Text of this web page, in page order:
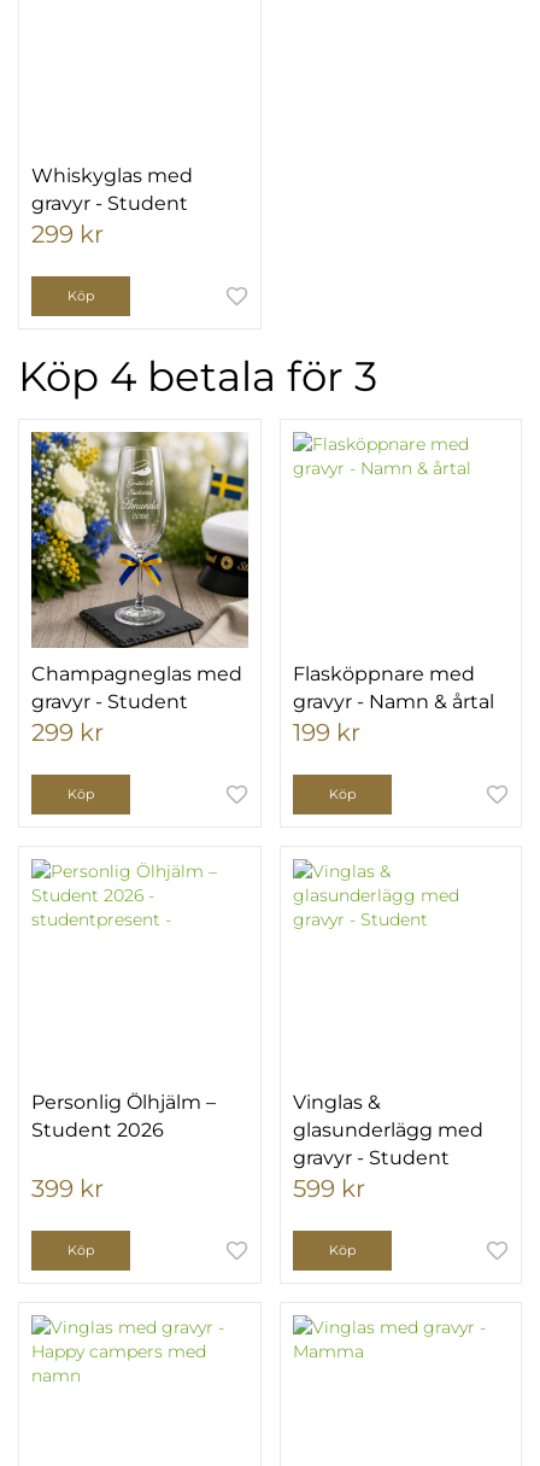
Whiskyglas med
gravyr - Student
299 kr
Köp
Köp 4 betala för 3
Champagneglas med
gravyr - Student
299 kr
Köp
Flasköppnare med
gravyr - Namn & årtal
199 kr
Köp
Personlig Ölhjälm –
Student 2026
399 kr
Köp
Vinglas &
glasunderlägg med
gravyr - Student
599 kr
Köp